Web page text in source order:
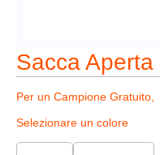
Sacca
Per un Campione Gratuito,
Selezionare un colore